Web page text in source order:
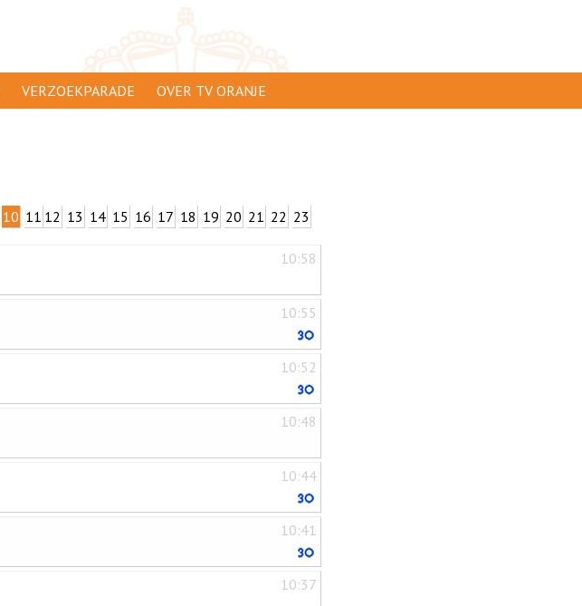
VERZOEKPARADE OVER TV ORANJE
10 11 12 13 14 15 16 17 18 19 20 21 22 23
10:58
10:55
10:52
10:48
10:44
10:41
10:37